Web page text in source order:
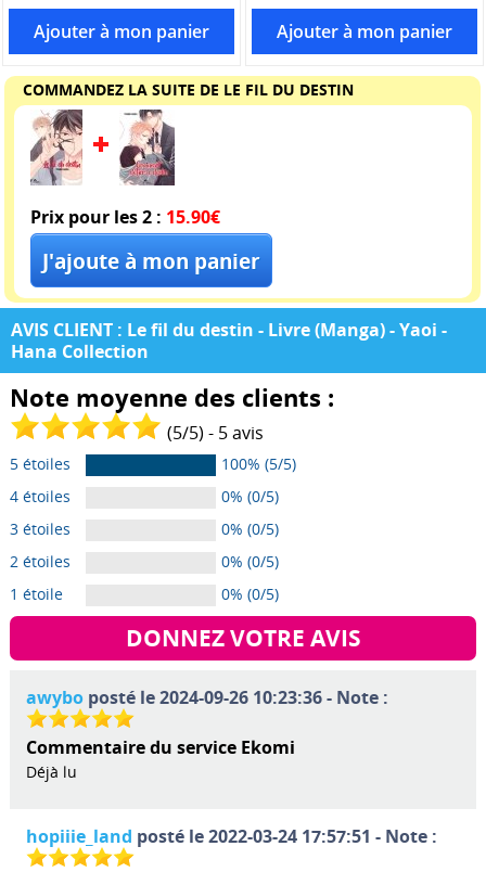
COMMANDEZ LA SUITE DE LE FIL DU DESTIN
Prix pour les 2 : 15.90€
AVIS CLIENT : Le fil du destin - Livre (Manga) - Yaoi -
Hana Collection
Note moyenne des clients :
(5/5) - 5avis
5 étoiles
100% (5/5)
4 étoiles
0% (0/5)
3 étoiles
0% (0/5)
2 étoiles
0% (0/5)
1 étoile
0% (0/5)
DONNEZ VOTRE AVIS
awyboposté le 2024-09-26 10:23:36 - Note :
Commentaire du service Ekomi
Déjà lu
hopiiie_land posté le 2022-03-24 17:57:51 - Note :